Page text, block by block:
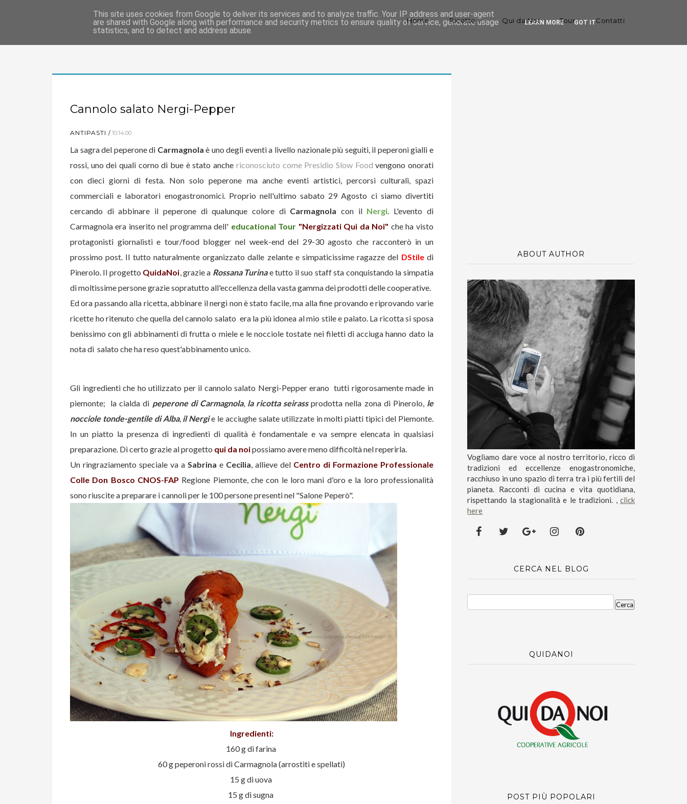
Home Ricette Qui da Noi Tour Contatti
Cannolo salato Nergi-Pepper
ANTIPASTI 10:14:00
La sagra del peperone di Carmagnola è uno degli eventi a livello nazionale più seguiti, il peperoni gialli e
rossi, uno dei quali corno di bue èstato anche riconosciuto come Presidio Slow Food vengono onorati
con dieci giorni di festa. Non solo peperone ma anche eventi artistici, percorsi culturali, spazi
commerciali e laboratori enogastronomici. Proprio nell'ultimo sabato 29 Agosto ci siamo divertiti
cercando di abbinare il peperone di qualunque colore di Carmagnola con il Nergi. L'evento di
Carmagnola era inserito nel programma dell' educational Tour "Nergizzati Qui da Noi" che ha visto
protagonisti giornalisti e tour/food blogger nel week-end del 29-30 agosto che racconterò in un
prossimo post. Il tutto naturalmente organizzato dalle zelante e simpaticissime ragazze del DStiledi
Pinerolo. Il progetto QuidaNoi, grazie a Rossana Turinae tutto il suo staff sta conquistando la simpatia
di moltissime persone grazie sopratutto all'eccellenza della vasta gamma dei prodotti delle cooperative.
Ed ora passando alla ricetta, abbinare il nergi non è stato facile, ma alla fine provando e riprovando varie
ricette ho ritenuto che quella del cannolo salato era la più idonea al mio stile e palato. La ricotta si sposa
benissimo con gli abbinamenti di frutta o miele e le nocciole tostate nei filetti di acciuga hanno dato la
nota di salato che ha reso quest'abbinamento unico.
Gli ingredienti che ho utilizzato per il cannolo salato Nergi-Pepper erano tutti rigorosamente made in
piemonte; la cialda di peperone di Carmagnola, la ricotta seirassprodotta nella zona di Pinerolo, le
nocciole tonde-gentile di Alba, il Nergie le acciughe salate utilizzate in molti piatti tipici del Piemonte.
In un piatto la presenza di ingredienti di qualità è fondamentale e va sempre elencata in qualsiasi
preparazione. Di certo grazie al progetto qui da noipossiamo avere meno difficoltà nel reperirla.
Un ringraziamento speciale va a Sabrina e Cecilia, allieve del Centro di Formazione Professionale
Colle Don Bosco CNOS-FAP Regione Piemonte, che con le loro mani d'oro e la loro professionalità
sono riuscite a preparare i cannoli per le 100 persone presenti nel "Salone Peperò".
Ingredienti:
160 g di farina
60 g peperoni rossi di Carmagnola (arrostiti e spellati)
15 g di uova
15 g di sugna
ABOUT AUTHOR
Vogliamo dare voce al nostro territorio, ricco di
tradizioni ed eccellenze enogastronomiche,
racchiuso in uno spazio di terra tra i più fertili del
pianeta. Racconti di cucina e vita quotidiana,
rispettando la stagionalità e le tradizioni. , click
here
CERCA NEL BLOG
QUIDANOI
POST PIÙ POPOLARI
This site uses cookies from Google to deliver its services and to analyze traffic. Your IP address and user-agent
are shared with Google along with performance and security metrics to ensure quality of service, generate usage
statistics, and to detect and address abuse.
LEARN MORE GOT IT